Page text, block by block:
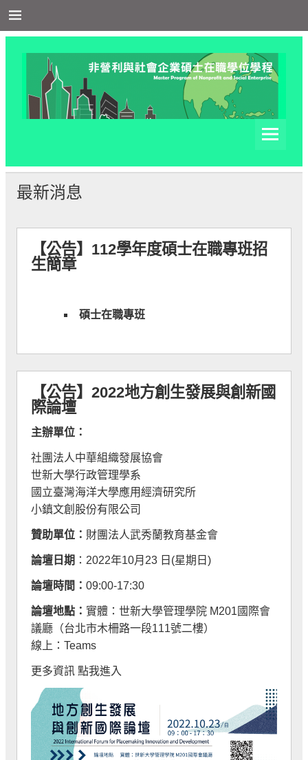
非營利與社會企業在職學
最新消息
【公告】 112學年度碩士在職專班招
生簡章
碩士在職專班
【公告】2022地方創生發展與創新國
際論壇
主辦單位：
社團法人中華組織發展協會
世新大學行政管理學系
國立臺灣海洋大學應用經濟研究所
小鎮文創股份有限公司
贊助單位： 財團法人武秀蘭教育基金會
論壇日期 ：2022年10月23 日(星期日)
論壇時間： 09:00-17:30
論壇地點： 實體：世新大學管理學院 M201國際會
議廳（台北市木柵路一段111號二樓）
線上：Teams
更多資訊 點我進入